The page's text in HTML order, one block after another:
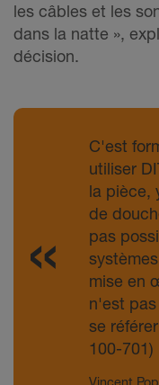
les câbles et les
dans la natte »,
décision.
C'est
utiliser
la pièce,
de
pas
mise en
n'est
se
100-701)